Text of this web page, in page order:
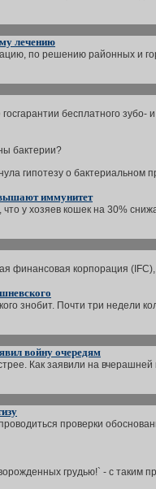
лечению
по решению районных и
бесплатного
бактерии?
гипотезу о бактериальном
иммунитет
у хозяев кошек на 30%
финансовая корпорация
знобит. Почти три недели
войну очередям
Как заявили на
проверки
грудью!` - с таким